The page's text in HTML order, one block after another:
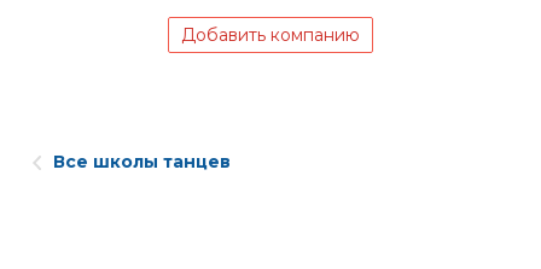
Добавить компанию
Все школы танцев